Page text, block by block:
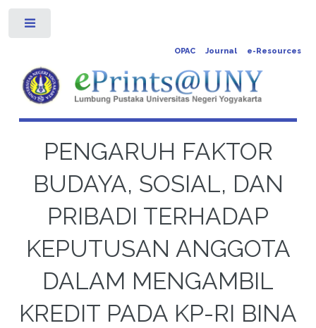
OPAC Journal e-Resources
PENGARUH FAKTOR
BUDAYA, SOSIAL, DAN
PRIBADI TERHADAP
KEPUTUSAN ANGGOTA
DALAM MENGAMBIL
KREDIT PADA KP-RI BINA